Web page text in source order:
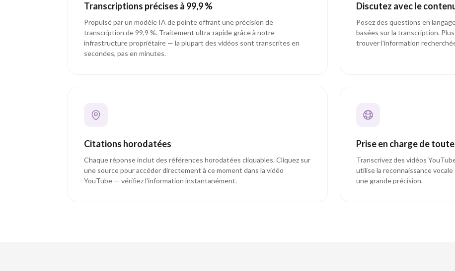
Transcriptions précises à 99,9 %
Propulsé par un modèle IA de pointe offrant une précision de
transcription de 99,9 %. Traitement ultra-rapide grâce à notre
infrastructure propriétaire — la plupart des vidéos sont transcrites en
secondes, pas en minutes.
Discutez avec le
Posez des questions en
basées sur la transcription.
trouver l'information
Citations horodatées
Chaque réponse inclut des références horodatées cliquables. Cliquez sur
une source pour accéder directement à ce moment dans la vidéo
YouTube — vérifiez l'information instantanément.
Prise en charge de
Transcrivez des vidéos
utilise la reconnaissance
une grande précision.